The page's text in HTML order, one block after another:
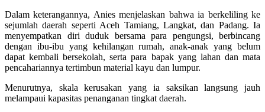
Dalam keterangannya, Anies menjelaskan bahwa ia berkeliling ke
sejumlah daerah seperti Aceh Tamiang, Langkat, dan Padang. Ia
menyempatkan diri duduk bersama para pengungsi, berbincang
dengan ibu-ibu yang kehilangan rumah, anak-anak yang belum
dapat kembali bersekolah, serta para bapak yang lahan dan mata
pencahariannya tertimbun material kayu dan lumpur.
Menurutnya, skala kerusakan yang ia saksikan langsung jauh
melampaui kapasitas penanganan tingkat daerah.